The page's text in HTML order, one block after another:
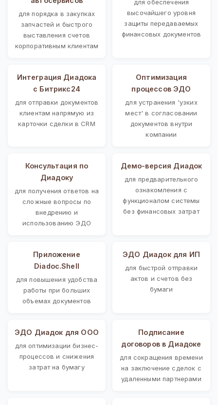
для порядка в закупках
запчастей и быстрого
выставления счетов
корпоративным клиентам
для обеспечения
высочайшего уровня
защиты передаваемых
финансовых документов
Интеграция Диадока
с Битрикс24
для отправки документов
клиентам напрямую из
карточки сделки в CRM
Оптимизация
процессов ЭДО
для устранения 'узких
мест' в согласовании
документов внутри
компании
Консультация по
Диадоку
для получения ответов на
сложные вопросы по
внедрению и
использованию ЭДО
Демо-версия Диадок
для предварительного
ознакомления с
функционалом системы
без финансовых затрат
Приложение
Diadoc.Shell
для повышения удобства
работы при больших
объемах документов
ЭДО Диадок для ИП
для быстрой отправки
актов и счетов без
бумаги
ЭДО Диадок для ООО
для оптимизации бизнес-
процессов и снижения
затрат на бумагу
Подписание
договоров в Диадоке
для сокращения времени
на заключение сделок с
удаленными партнерами